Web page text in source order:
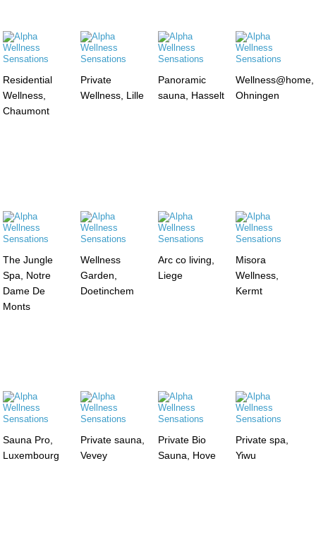
Residential
Wellness,
Chaumont
Private
Wellness, Lille
Panoramic
sauna, Hasselt
Wellness@home,
Ohningen
The Jungle
Spa, Notre
Dame De
Monts
Wellness
Garden,
Doetinchem
Arc co living,
Liege
Misora
Wellness,
Kermt
Sauna Pro,
Luxembourg
Private sauna,
Vevey
Private Bio
Sauna, Hove
Private spa,
Yiwu